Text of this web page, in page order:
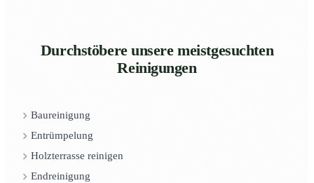
Durchstöbere unsere meistgesuchten
Reinigungen
Baureinigung
Entrümpelung
Holzterrasse reinigen
Endreinigung